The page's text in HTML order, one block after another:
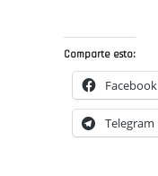
Comparte esto:
Facebook
Telegram